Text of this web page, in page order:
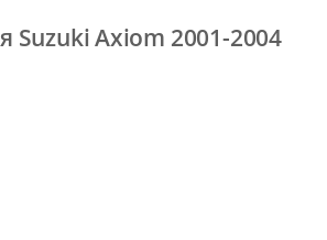
Suzuki Axiom 2001-2004